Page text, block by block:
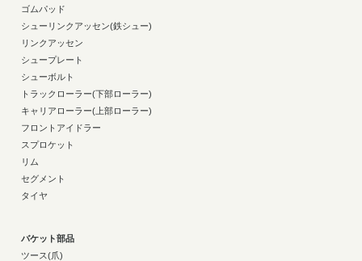
ゴムパッド
シューリンクアッセン(鉄シュー)
リンクアッセン
シュープレート
シューボルト
トラックローラー(下部ローラー)
キャリアローラー(上部ローラー)
フロントアイドラー
スプロケット
リム
セグメント
タイヤ
バケット部品
ツース(爪)